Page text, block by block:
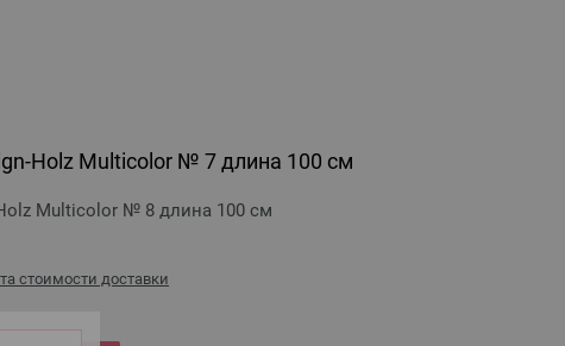
Holz Multicolor № 7 длина 100 см
Multicolor № 8 длина 100 см
стоимости доставки